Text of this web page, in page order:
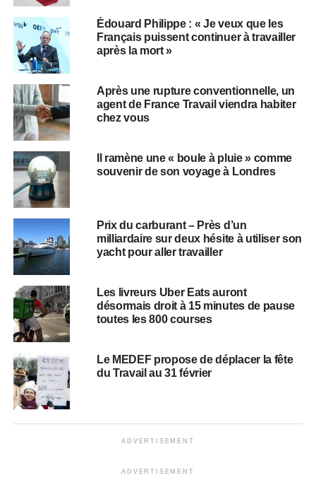
Édouard Philippe : « Je veux que les
Français puissent continuer à travailler
après la mort »
Après une rupture conventionnelle, un
agent de France Travail viendra habiter
chez vous
Il ramène une « boule à pluie » comme
souvenir de son voyage à Londres
Prix du carburant – Près d’un
milliardaire sur deux hésite à utiliser son
yacht pour aller travailler
Les livreurs Uber Eats auront
désormais droit à 15 minutes de pause
toutes les 800 courses
Le MEDEF propose de déplacer la fête
du Travail au 31 février
ADVERTISEMENT
ADVERTISEMENT